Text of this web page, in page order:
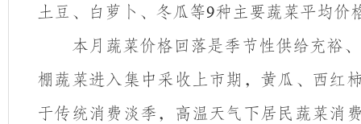
土豆、白萝卜、冬瓜等9种主要蔬菜平均价
本月蔬菜价格回落是季节性供给充裕
棚蔬菜进入集中采收上市期，黄瓜、西红
于传统消费淡季，高温天气下居民蔬菜消